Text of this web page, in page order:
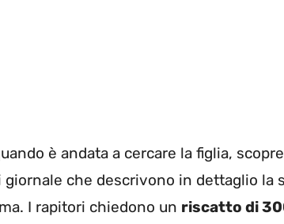
è andata a cercare la figlia,
giornale che descrivono in dettaglio la
I rapitori chiedono un riscatto di